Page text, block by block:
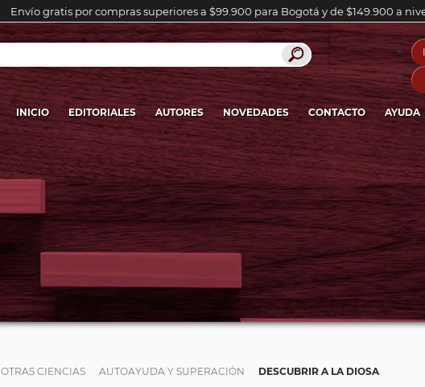
Envío gratis por compras superiores a $99.900 para Bogotá y de $149.900 a
INICIO EDITORIALES AUTORES NOVEDADES CONTACTO AYUDA
OTRAS CIENCIAS AUTOAYUDA Y SUPERACIÓN DESCUBRIR A LA DIOSA